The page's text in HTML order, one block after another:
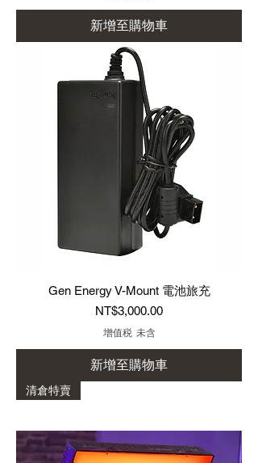
新增至購物車
Gen Energy V-Mount 電池旅充
價格
NT$3,000.00
增值税 未含
新增至購物車
清倉特賣